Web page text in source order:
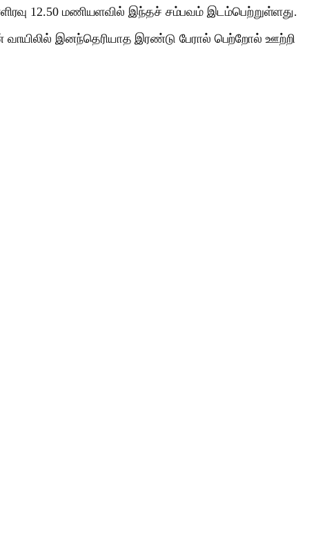
12.50 மணியளவில் இந்தச் சம்பவம் இடம்பெற்றுள்ளது.
இனந்தெரியாத இரண்டு பேரால் பெற்றோல் ஊற்றி